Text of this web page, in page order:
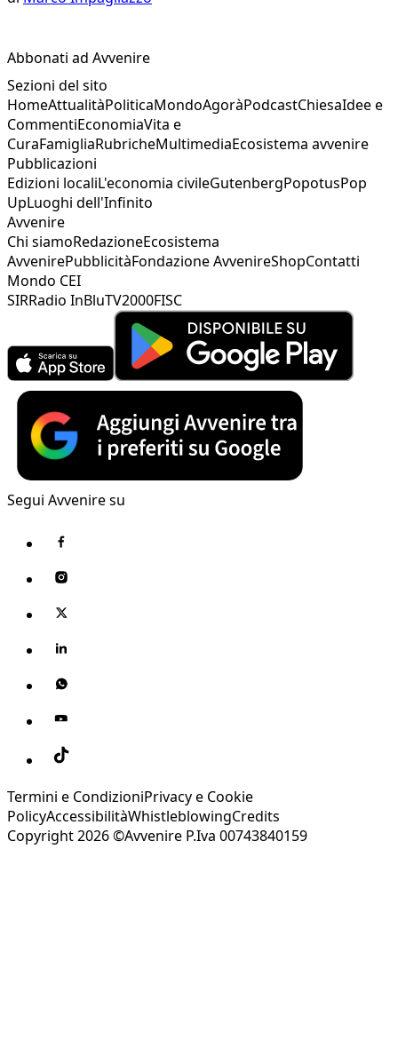
Abbonati ad Avvenire
Sezioni del sito
HomeAttualitàPoliticaMondoAgoràPodcastChiesaIdee e
CommentiEconomiaVita e
CuraFamigliaRubricheMultimediaEcosistema avvenire
Pubblicazioni
Edizioni localiL'economia civileGutenbergPopotusPop
UpLuoghi dell'Infinito
Avvenire
Chi siamoRedazioneEcosistema
AvvenirePubblicitàFondazione AvvenireShopContatti
Mondo CEI
SIRRadio InBluTV2000FISC
Segui Avvenire su
Termini e CondizioniPrivacy e Cookie
PolicyAccessibilitàWhistleblowingCredits
Copyright 2026 ©Avvenire P.Iva 00743840159